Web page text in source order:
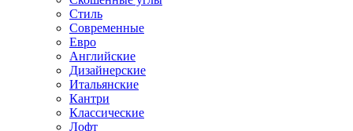
Стиль
Современные
Евро
Английские
Дизайнерские
Итальянские
Кантри
Классические
Лофт